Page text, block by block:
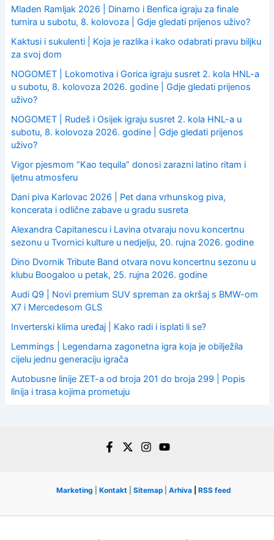
o
r
Mladen Ramljak 2026 | Dinamo i Benfica igraju za finale
turnira u subotu, 8. kolovoza | Gdje gledati prijenos uživo?
Kaktusi i sukulenti | Koja je razlika i kako odabrati pravu biljku
za svoj dom
NOGOMET | Lokomotiva i Gorica igraju susret 2. kola HNL-a
u subotu, 8. kolovoza 2026. godine | Gdje gledati prijenos
uživo?
NOGOMET | Rudeš i Osijek igraju susret 2. kola HNL-a u
subotu, 8. kolovoza 2026. godine | Gdje gledati prijenos
uživo?
Vigor pjesmom “Kao tequila” donosi zarazni latino ritam i
ljetnu atmosferu
Dani piva Karlovac 2026 | Pet dana vrhunskog piva,
koncerata i odlične zabave u gradu susreta
Alexandra Capitanescu i Lavina otvaraju novu koncertnu
sezonu u Tvornici kulture u nedjelju, 20. rujna 2026. godine
Dino Dvornik Tribute Band otvara novu koncertnu sezonu u
klubu Boogaloo u petak, 25. rujna 2026. godine
Audi Q9 | Novi premium SUV spreman za okršaj s BMW-om
X7 i Mercedesom GLS
Inverterski klima uređaj | Kako radi i isplati li se?
Lemmings | Legendarna zagonetna igra koja je obilježila
cijelu jednu generaciju igrača
Autobusne linije ZET-a od broja 201 do broja 299 | Popis
linija i trasa kojima prometuju
Marketing Kontakt Sitemap Arhiva RSS feed